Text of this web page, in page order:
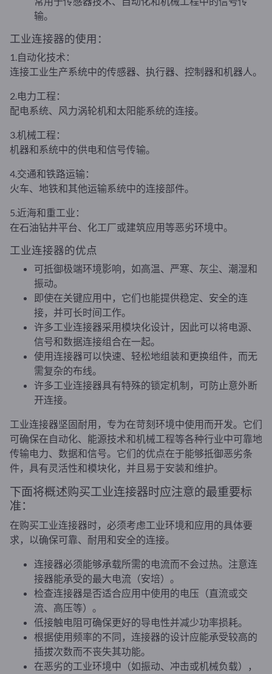
输。
工业连接器的使用：
1.自动化技术：
连接工业生产系统中的传感器、执行器、控制器和机器人。
2.电力工程：
配电系统、风力涡轮机和太阳能系统的连接。
3.机械工程：
机器和系统中的供电和信号传输。
4.交通和铁路运输：
火车、地铁和其他运输系统中的连接部件。
5.近海和重工业：
在石油钻井平台、化工厂或建筑应用等恶劣环境中。
工业连接器的优点
可抵御极端环境影响，如高温、严寒、灰尘、潮湿和
振动。
即使在关键应用中，它们也能提供稳定、安全的连
接，并可长时间工作。
许多工业连接器采用模块化设计，因此可以将电源、
信号和数据连接组合在一起。
使用连接器可以快速、轻松地组装和更换组件，而无
需复杂的布线。
许多工业连接器具有特殊的锁定机制，可防止意外断
开连接。
工业连接器坚固耐用，专为在苛刻环境中使用而开发。它们
可确保在自动化、能源技术和机械工程等各种行业中可靠地
传输电力、数据和信号。它们的优点在于能够抵御恶劣条
件，具有灵活性和模块化，并且易于安装和维护。
下面将概述购买工业连接器时应注意的最重要标
准：
在购买工业连接器时，必须考虑工业环境和应用的具体要
求，以确保可靠、耐用和安全的连接。
连接器必须能够承载所需的电流而不会过热。注意连
接器能承受的最大电流（安培）。
检查连接器是否适合应用中使用的电压（直流或交
流、高压等）。
低接触电阻可确保更好的导电性并减少功率损耗。
根据使用频率的不同，连接器的设计应能承受较高的
插拔次数而不丧失其功能。
在恶劣的工业环境中（如振动、冲击或机械负载），